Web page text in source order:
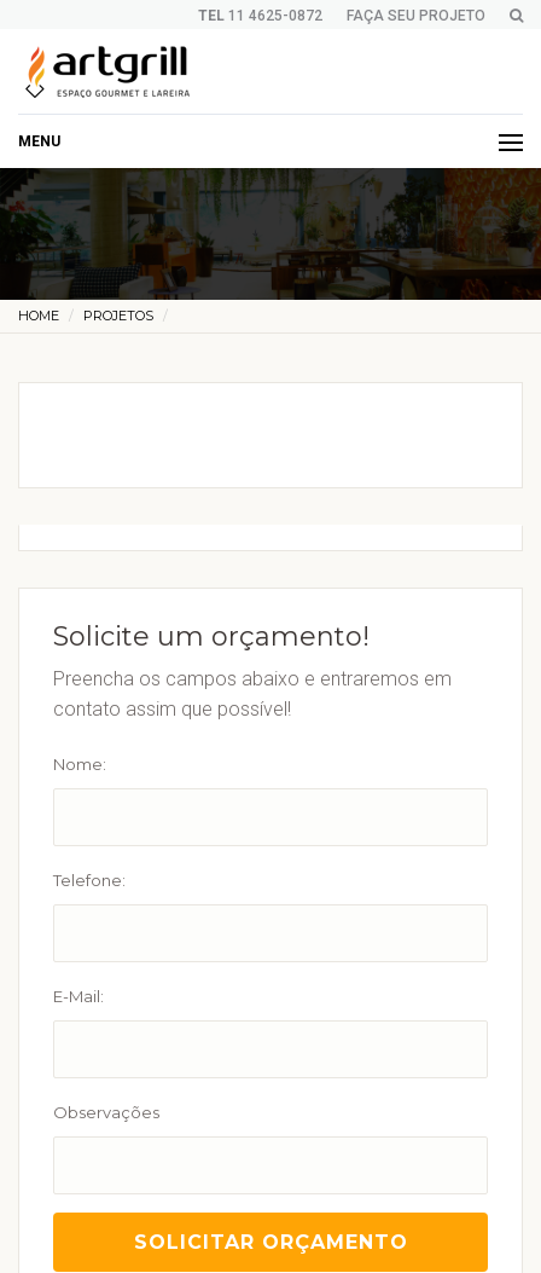
TEL 11 4625-0872 FAÇA SEU PROJETO
MENU
HOME PROJETOS
Solicite um orçamento!
Preencha os campos abaixo e entraremos em
contato assim que possível!
Nome:
Telefone:
E-Mail:
Observações